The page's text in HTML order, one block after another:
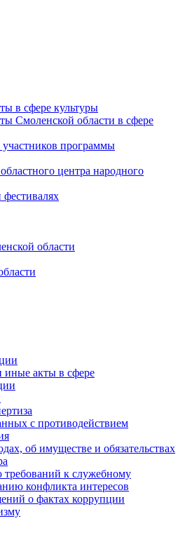
в сфере культуры
Смоленской области в сфере
программы
центра народного
области
акты в сфере
с противодействием
об имуществе и обязательствах
к служебному
конфликта интересов
о фактах коррупции